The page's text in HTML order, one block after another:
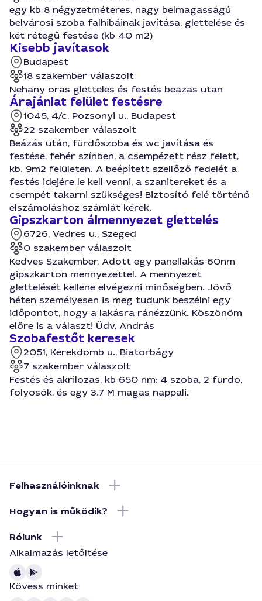
egy kb 8 négyzetméteres, nagy belmagasságú
belvárosi szoba falhibáinak javítása, glettelése és
két rétegű festése (kb 40 m2)
Kisebb javítasok
Budapest
18 szakember válaszolt
Nehany oras gletteles és festés beazas utan
Árajánlat felület festésre
1045, 4/c, Pozsonyi u., Budapest
22 szakember válaszolt
Beázás után, fürdőszoba és wc javítása és
festése, fehér színben, a csempézett rész felett,
kb. 9m2 felületen. A beépített szellőző fedelét a
festés idejére le kell venni, a szanitereket és a
csempét takarni szükséges! Biztosító felé történő
elszámoláshoz számlát kérek.
Gipszkarton álmennyezet glettelés
6726, Vedres u., Szeged
0 szakember válaszolt
Kedves Szakember, Adott egy panellakás 60nm
gipszkarton mennyezettel. A mennyezet
glettelését kellene elvégezni minőségben. Jövő
héten személyesen is meg tudunk beszélni egy
időpontot, hogy a lakásra ránézzünk. Köszönöm
előre is a választ! Üdv, András
Szobafestőt keresek
2051, Kerekdomb u., Biatorbágy
7 szakember válaszolt
Festés és akrilozas, kb 650 nm: 4 szoba, 2 furdo,
folyosók, és egy 3.7 M magas nappali.
Felhasználóinknak
Hogyan is működik?
Rólunk
Alkalmazás letőltése
Kövess minket